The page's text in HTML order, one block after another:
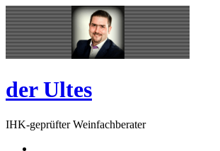
Skip
to
content
Open
Sidebar
der Ultes
IHK-geprüfter Weinfachberater